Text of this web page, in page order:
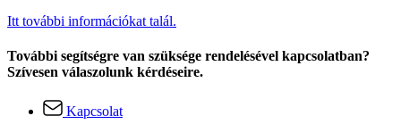
Itt további információkat talál.
További segítségre van szüksége rendelésével kapcsolatban?
Szívesen válaszolunk kérdéseire.
Kapcsolat